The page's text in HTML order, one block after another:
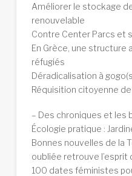
Améliorer le stockage
renouvelable
Contre Center Parcs et
En Grèce, une structure
réfugiés
Déradicalisation à
Réquisition citoyenne
– Des chroniques et les
Écologie pratique :
Bonnes nouvelles de la
oubliée retrouve l’esprit
100 dates féministes